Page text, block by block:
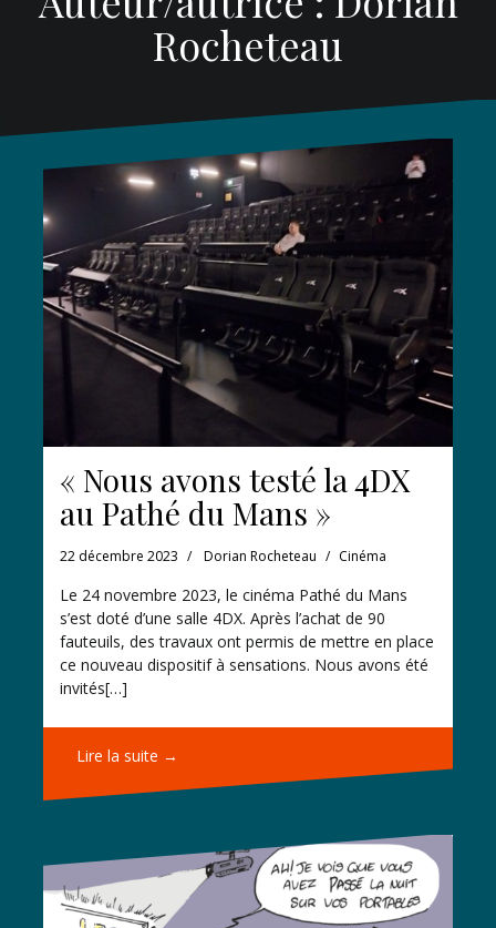
Rocheteau
« Nous avons testé la 4DX
au Pathé du Mans »
22 décembre 2023 Dorian Rocheteau Cinéma
Le 24 novembre 2023, le cinéma Pathé du Mans
s’est doté d’une salle 4DX. Après l’achat de 90
fauteuils, des travaux ont permis de mettre en place
ce nouveau dispositif à sensations. Nous avons été
invités[…]
Lire la suite →